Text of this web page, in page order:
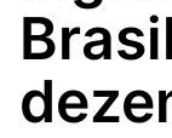
Soluções de
e Conteúdos